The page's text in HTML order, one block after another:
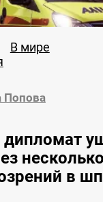
В мире
Попова
в